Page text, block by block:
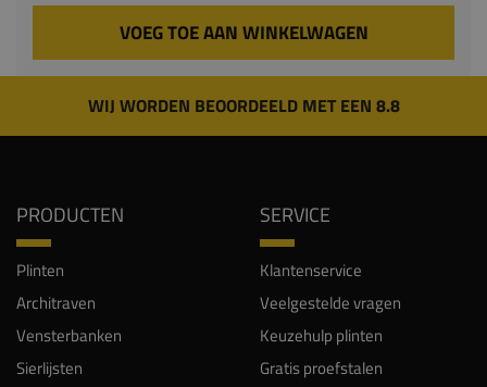
VOEG TOE AAN WINKELWAGEN
WIJ WORDEN BEOORDEELD MET EEN 8.8
PRODUCTEN
Plinten
Architraven
Vensterbanken
Sierlijsten
SERVICE
Klantenservice
Veelgestelde vragen
Keuzehulp plinten
Gratis proefstalen